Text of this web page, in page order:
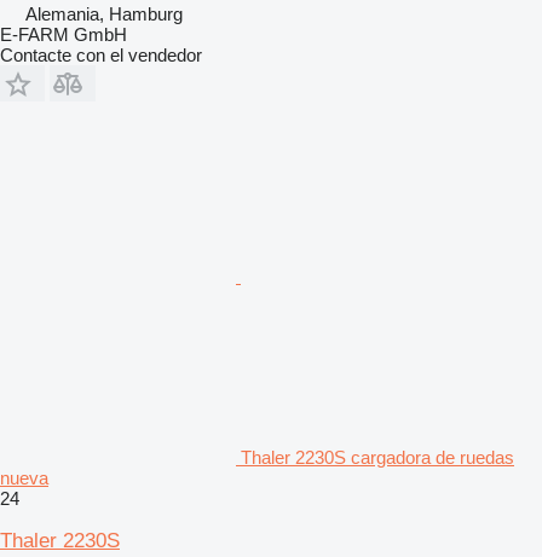
Alemania, Hamburg
E-FARM GmbH
Contacte con el vendedor
Thaler 2230S cargadora de ruedas
nueva
24
Thaler 2230S